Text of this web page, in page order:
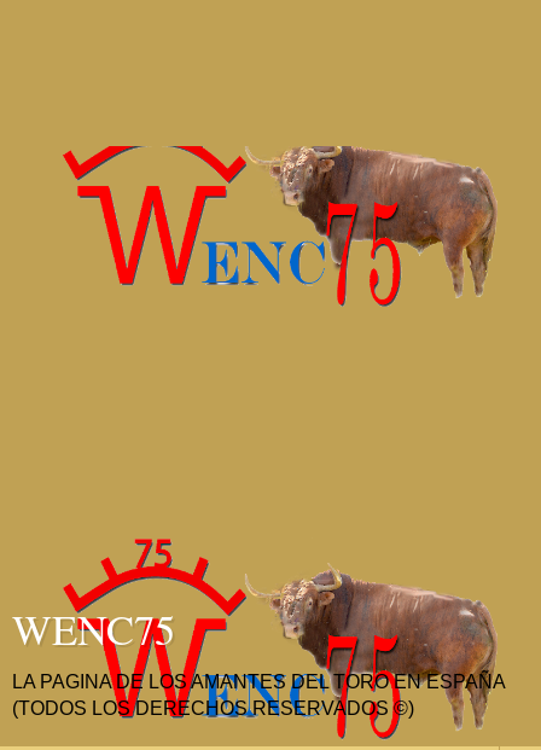
WENC75
LA PAGINA DE LOS AMANTES DEL TORO EN ESPAÑA
(TODOS LOS DERECHOS RESERVADOS ©)